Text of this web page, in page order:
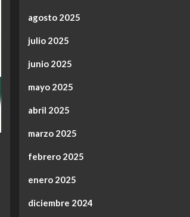
agosto 2025
julio 2025
junio 2025
mayo 2025
abril 2025
marzo 2025
febrero 2025
enero 2025
diciembre 2024